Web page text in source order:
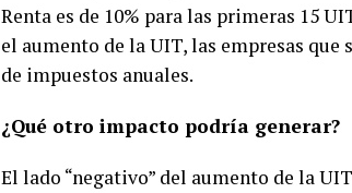
Renta es de 10% para las primeras 15
el aumento de la UIT, las empresas que
de impuestos anuales.
¿Qué otro impacto podría generar?
El lado “negativo” del aumento de la